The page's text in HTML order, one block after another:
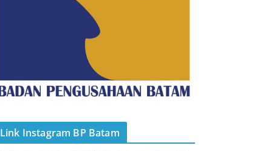
Link Instagram BP Batam